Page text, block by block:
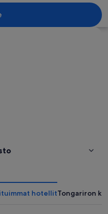
hotellitTongariron